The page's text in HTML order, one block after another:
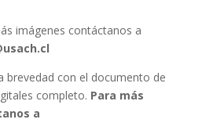
imágenes contáctanos a
brevedad con el documento de
completo. Para más
a